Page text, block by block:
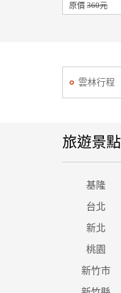
原價 360元
雲林行程
旅遊景點
基隆
台北
新北
桃園
新竹市